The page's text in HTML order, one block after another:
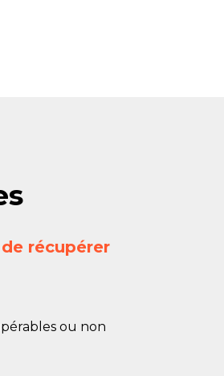
récupérer
ou non